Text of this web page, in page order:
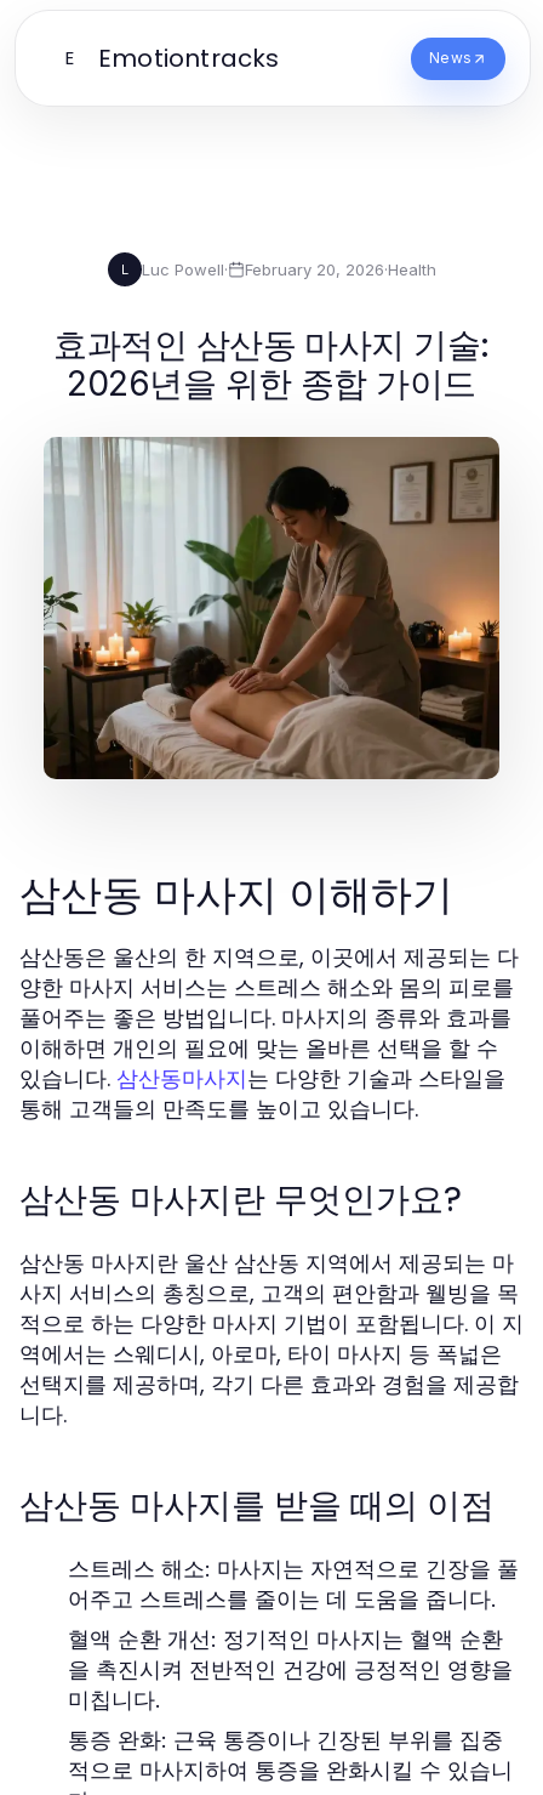
E Emotiontracks News
L Luc Powell· February 20, 2026·Health
효과적인 삼산동 마사지 기술:
2026년을 위한 종합 가이드
삼산동 마사지 이해하기
삼산동은 울산의 한 지역으로, 이곳에서 제공되는 다
양한 마사지 서비스는 스트레스 해소와 몸의 피로를
풀어주는 좋은 방법입니다. 마사지의 종류와 효과를
이해하면 개인의 필요에 맞는 올바른 선택을 할 수
있습니다. 삼산동마사지는 다양한 기술과 스타일을
통해 고객들의 만족도를 높이고 있습니다.
삼산동 마사지란 무엇인가요?
삼산동 마사지란 울산 삼산동 지역에서 제공되는 마
사지 서비스의 총칭으로, 고객의 편안함과 웰빙을 목
적으로 하는 다양한 마사지 기법이 포함됩니다. 이 지
역에서는 스웨디시, 아로마, 타이 마사지 등 폭넓은
선택지를 제공하며, 각기 다른 효과와 경험을 제공합
니다.
삼산동 마사지를 받을 때의 이점
스트레스 해소: 마사지는 자연적으로 긴장을 풀
어주고 스트레스를 줄이는 데 도움을 줍니다.
혈액 순환 개선: 정기적인 마사지는 혈액 순환
을 촉진시켜 전반적인 건강에 긍정적인 영향을
미칩니다.
통증 완화: 근육 통증이나 긴장된 부위를 집중
적으로 마사지하여 통증을 완화시킬 수 있습니